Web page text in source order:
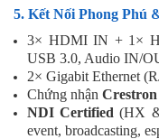
5. Kết Nối Phong Phú
3× HDMI IN + 1×
USB 3.0, Audio IN/
2× Gigabit Ethernet
Chứng nhận
NDI Certified (HX
event, broadcasting,